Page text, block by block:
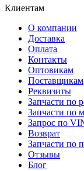
Клиентам
О компании
Доставка
Оплата
Контакты
Оптовикам
Поставщикам
Реквизиты
Запчасти по
Запчасти по
Запрос по
Возврат
Запчасти по
Отзывы
Блог